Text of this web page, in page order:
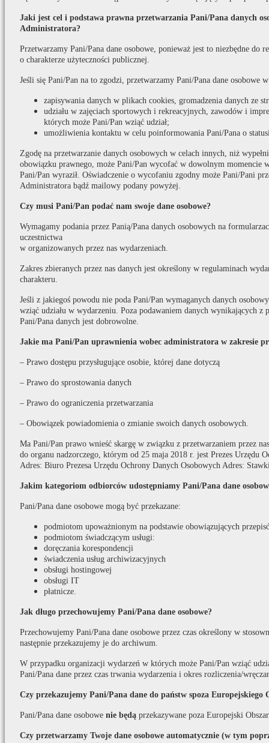
Jaki jest cel i podstawa prawna przetwarzania Pani/Pana danych
Administratora?
Przetwarzamy Pani/Pana dane osobowe, ponieważ jest to niezbędne do
o charakterze użyteczności publicznej.
Jeśli się Pani/Pan na to zgodzi, przetwarzamy Pani/Pana dane osobowe
zapisywania danych w plikach cookies, gromadzenia danych ze
udziału w zajęciach sportowych i rekreacyjnych, zawodów i
których może Pani/Pan wziąć udział;
umożliwienia kontaktu w celu poinformowania Pani/Pana o
Zgodę na przetwarzanie danych osobowych w celach innych, niż
obowiązku prawnego, może Pani/Pan wycofać w dowolnym momencie
Pani/Pan wyraził. Oświadczenie o wycofaniu zgodny może Pani/Pani
Administratora bądź mailowy podany powyżej.
Czy musi Pani/Pan podać nam swoje dane osobowe?
Wymagamy podania przez Panią/Pana danych osobowych na
uczestnictwa
w organizowanych przez nas wydarzeniach.
Zakres zbieranych przez nas danych jest określony w regulaminach
charakteru.
Jeśli z jakiegoś powodu nie poda Pani/Pan wymaganych danych
wziąć udziału w wydarzeniu. Poza podawaniem danych wynikających z
Pani/Pana danych jest dobrowolne.
Jakie ma Pani/Pan uprawnienia wobec administratora w zakresie
– Prawo dostępu przysługujące osobie, której dane dotyczą
– Prawo do sprostowania danych
– Prawo do ograniczenia przetwarzania
– Obowiązek powiadomienia o zmianie swoich danych osobowych.
Ma Pani/Pan prawo wnieść skargę w związku z przetwarzaniem przez
do organu nadzorczego, którym od 25 maja 2018 r. jest Prezes Urzędu
Adres: Biuro Prezesa Urzędu Ochrony Danych Osobowych Adres:
Jakim kategoriom odbiorców udostępniamy Pani/Pana dane
Pani/Pana dane osobowe mogą być przekazane:
podmiotom upoważnionym na podstawie obowiązujących
podmiotom świadczącym usługi:
doręczania korespondencji
świadczenia usług archiwizacyjnych
obsługi hostingowej
obsługi IT
płatnicze.
Jak długo przechowujemy Pani/Pana dane osobowe?
Przechowujemy Pani/Pana dane osobowe przez czas określony w
następnie przekazujemy je do archiwum.
W przypadku organizacji wydarzeń w których może Pani/Pan wziąć
Pani/Pana dane przez czas trwania wydarzenia i okres rozliczenia/
Czy przekazujemy Pani/Pana dane do państw spoza Europejskiego
Pani/Pana dane osobowe nie będą przekazywane poza Europejski
Czy przetwarzamy Twoje dane osobowe automatycznie (w tym